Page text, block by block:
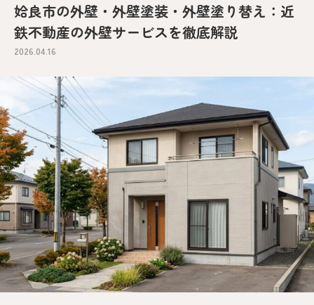
姶良市の外壁・外壁塗装・外壁塗り替え：近
鉄不動産の外壁サービスを徹底解説
2026.04.16